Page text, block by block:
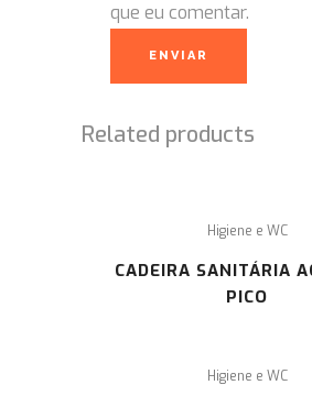
que eu comentar.
Related products
Higiene e WC
CADEIRA SANITÁRIA
PICO
Higiene e WC